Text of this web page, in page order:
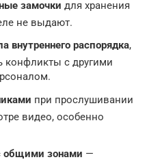
замочки для хранения
не выдают.
внутреннего распорядка,
конфликты с другими
при прослушивании
видео, особенно
общими зонами —